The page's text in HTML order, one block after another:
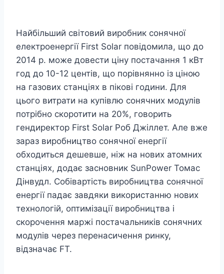
Найбільший світовий виробник сонячної
електроенергії First Solar повідомила, що до
2014 р. може довести ціну постачання 1 кВт
год до 10-12 центів, що порівнянно із ціною
на газових станціях в пікові години. Для
цього витрати на купівлю сонячних модулів
потрібно скоротити на 20%, говорить
гендиректор First Solar Роб Джіллет. Але вже
зараз виробництво сонячної енергії
обходиться дешевше, ніж на нових атомних
станціях, додає засновник SunPower Томас
Дінвудл. Собівартість виробництва сонячної
енергії падає завдяки використанню нових
технологій, оптимізації виробництва і
скорочення маржі постачальників сонячних
модулів через перенасичення ринку,
відзначає FT.